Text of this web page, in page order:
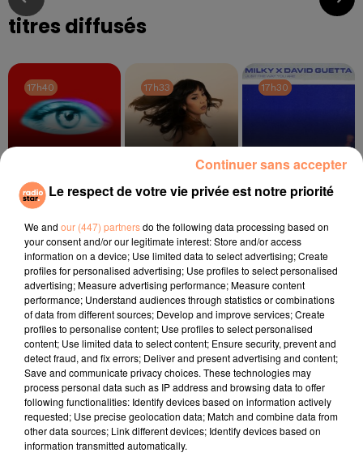
titres diffusés
17h40
17h40
TEMPER CITY
Self Aware
17h33
17h33
ORIA
17h30
17h30
MILKY, DAVID GUETTA
l'horoscope
Bélier Taureau Gémeaux
Le respect de votre vie privée est notre priorité
We and our (447) partnersdo the following data processing based on
your consent and/or our legitimate interest: Store and/or access
information on a device; Use limited data to select advertising; Create
profiles for personalised advertising; Use profiles to select personalised
advertising; Measure advertising performance; Measure content
performance; Understand audiences through statistics or combinations
of data from different sources; Develop and improve services; Create
profiles to personalise content; Use profiles to select personalised
content; Use limited data to select content; Ensure security, prevent and
detect fraud, and fix errors; Deliver and present advertising and content;
Save and communicate privacy choices. These technologies may
process personal data such as IP address and browsing data to offer
following functionalities: Identify devices based on information actively
requested; Use precise geolocation data; Match and combine data from
other data sources; Link different devices; Identify devices based on
information transmitted automatically.
Continuer sans accepter